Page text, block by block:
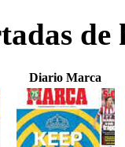
de
Diario Marca